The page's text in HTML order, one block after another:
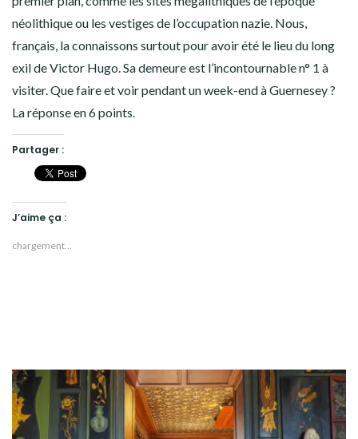
néolithique ou les vestiges de l’occupation nazie. Nous,
français, la connaissons surtout pour avoir été le lieu du long
exil de Victor Hugo. Sa demeure est l’incontournable n° 1 à
visiter. Que faire et voir pendant un week-end à Guernesey ?
La réponse en 6 points.
Partager :
J’aime ça :
chargement…